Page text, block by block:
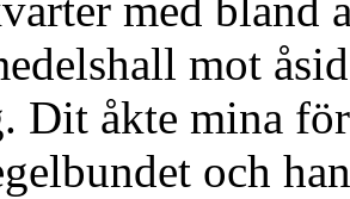
med bland
mot
Dit åkte mina
och